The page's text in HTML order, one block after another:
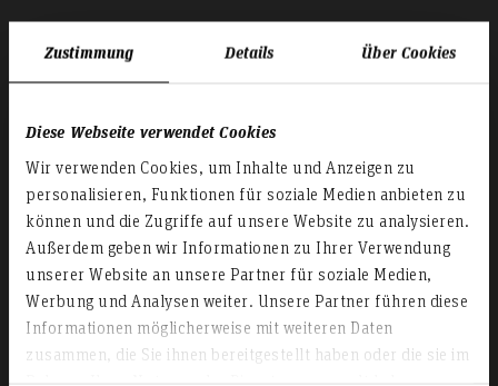
Zustimmung Details Über Cookies
Diese Webseite verwendet Cookies
Wir verwenden Cookies, um Inhalte und Anzeigen zu
personalisieren, Funktionen für soziale Medien anbieten zu
können und die Zugriffe auf unsere Website zu analysieren.
Außerdem geben wir Informationen zu Ihrer Verwendung
unserer Website an unsere Partner für soziale Medien,
Werbung und Analysen weiter. Unsere Partner führen diese
Informationen möglicherweise mit weiteren Daten
zusammen, die Sie ihnen bereitgestellt haben oder die sie im
Weitere
Ansprechpartner in
der Abteilung